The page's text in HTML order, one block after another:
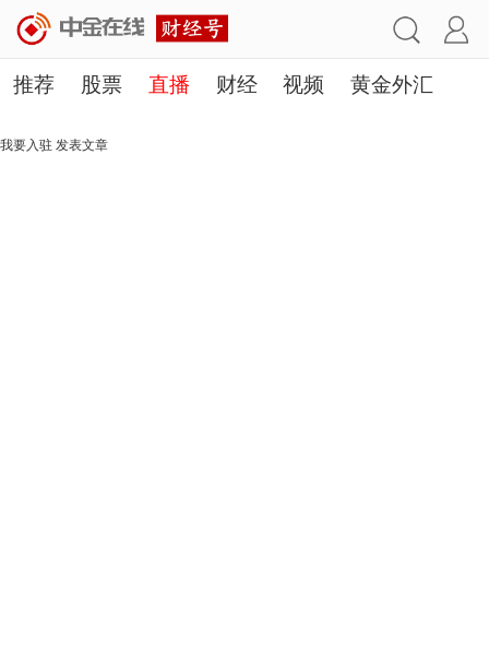
推荐 股票 直播 财经 视频 黄金外汇
理财 行业
我要入驻 发表文章